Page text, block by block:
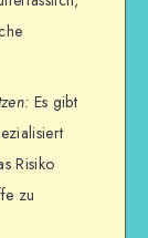
Es gibt
Risiko
zu